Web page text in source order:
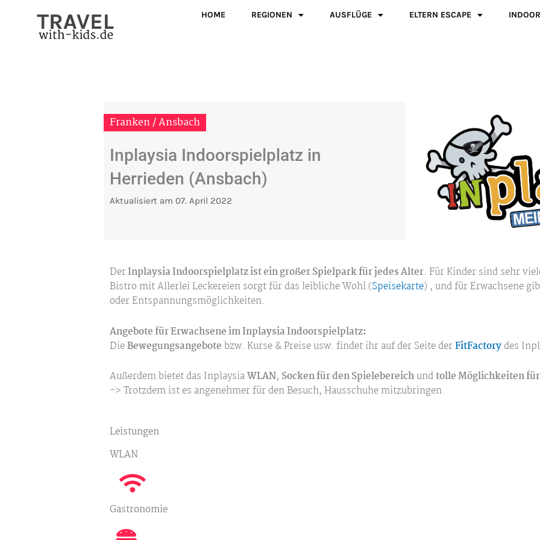
springen
HOME REGIONEN AUSFLÜGE ELTERN ESCAPE
Franken / Ansbach
Inplaysia Indoorspielplatz in
Herrieden (Ansbach)
Aktualisiert am 07. April 2022
DerInplaysia Indoorspielplatz ist ein großer Spielpark für jedes Alter. Für Kinder sind sehr
Bistro mit Allerlei Leckereien sorgt für das leibliche Wohl (Speisekarte) , und für Erwachsene
oder Entspannungsmöglichkeiten.
Angebote für Erwachsene im Inplaysia Indoorspielplatz:
DieBewegungsangebote bzw. Kurse & Preise usw. findet ihr auf der Seite derFitFactorydes
Außerdem bietet das InplaysiaWLAN, Socken für den Spielebereich undtolle Möglichkeiten
-> Trotzdem ist es angenehmer für den Besuch, Hausschuhe mitzubringen.
Leistungen
WLAN
Gastronomie